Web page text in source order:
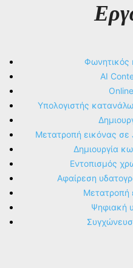
Φωνητικός
AI
Υπολογιστής
Μετατροπή εικόνας σε
Δημιουργία
Εντοπισμός
Αφαίρεση
Μετατροπή
Ψηφιακή